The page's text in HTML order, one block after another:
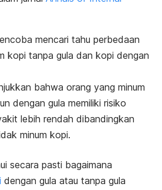
mencari tahu perbedaan
kopi tanpa gula dan kopi dengan
bahwa orang yang minum
dengan gula memiliki risiko
lebih rendah dibandingkan
minum kopi.
secara pasti bagaimana
dengan gula atau tanpa gula